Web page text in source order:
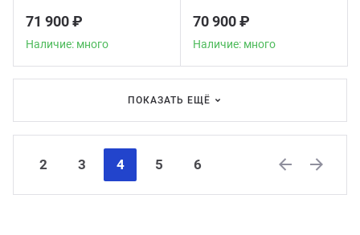
71 900 ₽
Наличие: много
70 900 ₽
Наличие: много
ПОКАЗАТЬ ЕЩЁ
2 3 4 5
6